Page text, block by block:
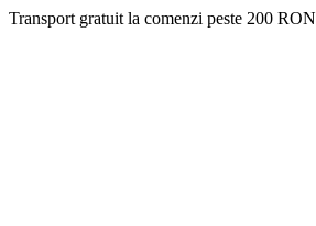
Transport gratuit la comenzi peste 200 RON